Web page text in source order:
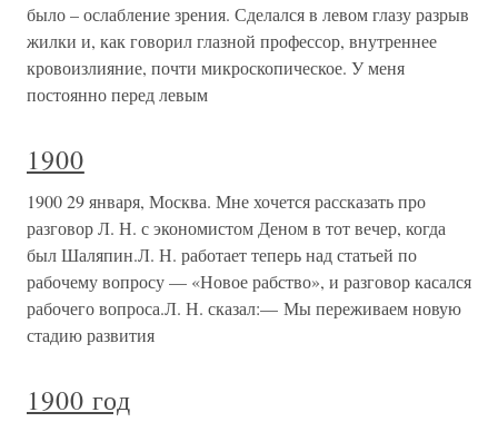
было – ослабление зрения. Сделался в левом глазу разрыв
жилки и, как говорил глазной профессор, внутреннее
кровоизлияние, почти микроскопическое. У меня
постоянно перед левым
1900
1900 29 января, Москва. Мне хочется рассказать про
разговор Л. Н. с экономистом Деном в тот вечер, когда
был Шаляпин.Л. Н. работает теперь над статьей по
рабочему вопросу — «Новое рабство», и разговор касался
рабочего вопроса.Л. Н. сказал:— Мы переживаем новую
стадию развития
1900 год